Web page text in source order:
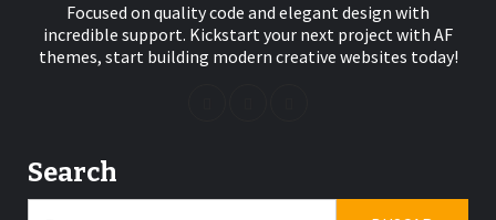
Focused on quality code and elegant design with
incredible support. Kickstart your next project with AF
themes, start building modern creative websites today!
Search